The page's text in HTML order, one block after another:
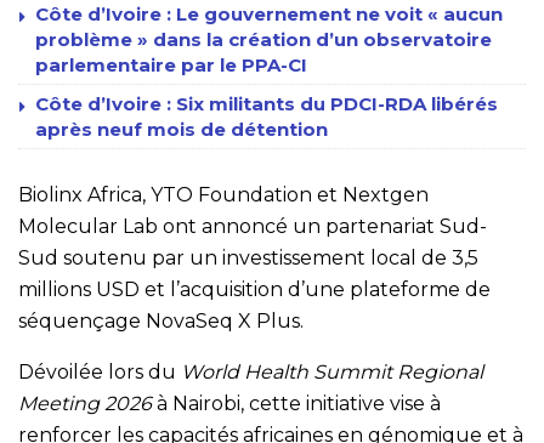
Côte d’Ivoire : Le gouvernement ne voit « aucun
problème » dans la création d’un observatoire
parlementaire par le PPA-CI
Côte d’Ivoire : Six militants du PDCI-RDA libérés
après neuf mois de détention
Biolinx Africa, YTO Foundation et Nextgen
Molecular Lab ont annoncé un partenariat Sud-
Sud soutenu par un investissement local de 3,5
millions USD et l’acquisition d’une plateforme de
séquençage NovaSeq X Plus.
Dévoilée lors du World Health Summit Regional
Meeting 2026à Nairobi, cette initiative vise à
renforcer les capacités africaines en génomique et à